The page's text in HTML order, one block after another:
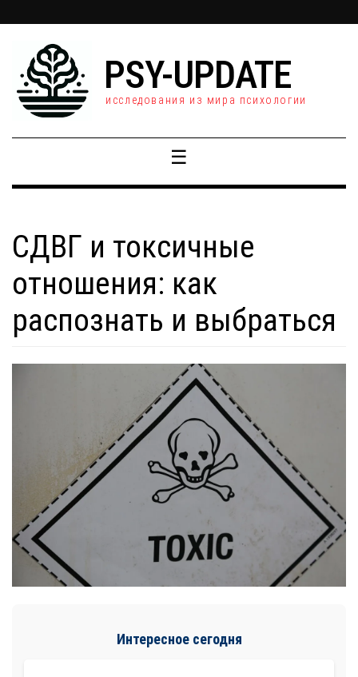
PSY-UPDATE
исследования из мира психологии
☰
СДВГ и токсичные
отношения: как
распознать и выбраться
Интересное сегодня